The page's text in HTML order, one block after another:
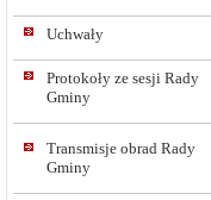
Uchwały
Protokoły ze sesji Rady
Gminy
Transmisje obrad Rady
Gminy